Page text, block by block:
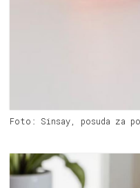
Foto: Sinsay, posuda za